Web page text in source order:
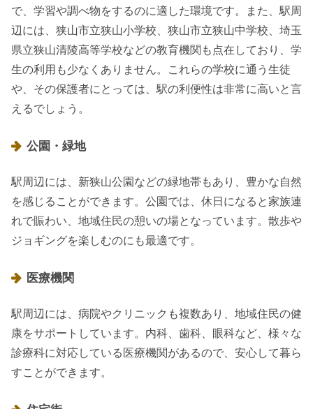
で、学習や調べ物をするのに適した環境です。また、駅周
辺には、狭山市立狭山小学校、狭山市立狭山中学校、埼玉
県立狭山清陵高等学校などの教育機関も点在しており、学
生の利用も少なくありません。これらの学校に通う生徒
や、その保護者にとっては、駅の利便性は非常に高いと言
えるでしょう。
公園・緑地
駅周辺には、新狭山公園などの緑地帯もあり、豊かな自然
を感じることができます。公園では、休日になると家族連
れで賑わい、地域住民の憩いの場となっています。散歩や
ジョギングを楽しむのにも最適です。
医療機関
駅周辺には、病院やクリニックも複数あり、地域住民の健
康をサポートしています。内科、歯科、眼科など、様々な
診療科に対応している医療機関があるので、安心して暮ら
すことができます。